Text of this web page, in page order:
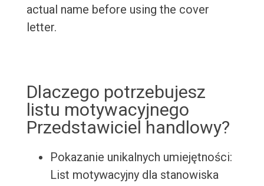
actual name before using the cover
letter.
Dlaczego potrzebujesz
listu motywacyjnego
Przedstawiciel handlowy?
Pokazanie unikalnych umiejętności:
List motywacyjny dla stanowiska